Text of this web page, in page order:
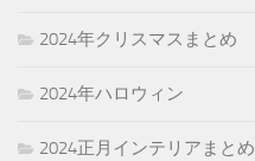
2024年クリスマスまとめ
2024年ハロウィン
2024正月インテリアまとめ